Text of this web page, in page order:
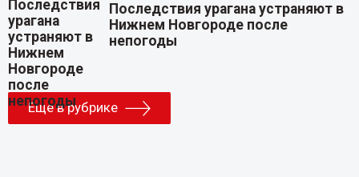
Последствия урагана устраняют в
Нижнем Новгороде после
непогоды
Еще в рубрике